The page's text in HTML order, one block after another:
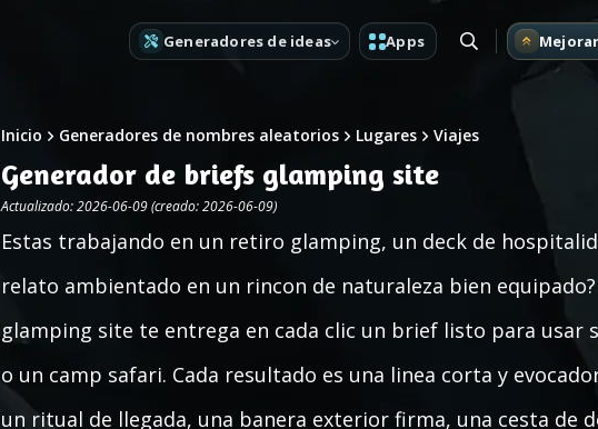
Generadores de ideas Apps Mejorar
Inicio Generadores de nombres aleatorios Lugares Viajes
Generador de briefs glamping site
Actualizado: 2026-06-09 (creado: 2026-06-09)
Estas trabajando en un retiro glamping, un deck de
relato ambientado en un rincon de naturaleza bien
glamping site te entrega en cada clic un brief listo para usar
o un camp safari. Cada resultado es una linea corta y
un ritual de llegada, una banera exterior firma, una cesta de